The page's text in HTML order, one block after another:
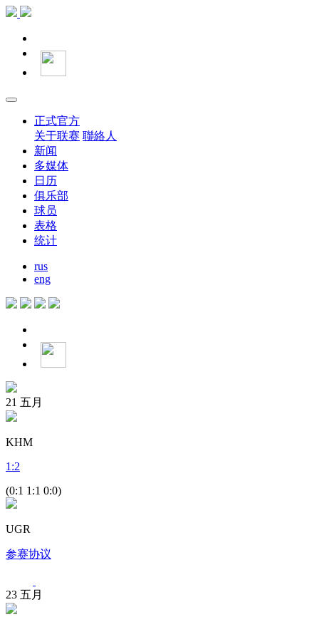
正式官方
关于联赛 聯絡人
新闻
多媒体
日历
俱乐部
球员
表格
统计
rus
eng
21 五月
KHM
1 :2
(0:1 1:1 0:0)
UGR
参赛协议
23 五月